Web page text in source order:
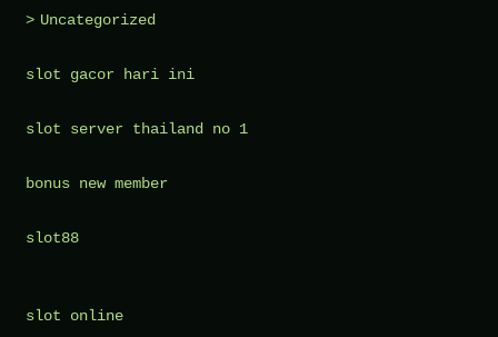
Uncategorized
slot gacor hari ini
slot server thailand no 1
bonus new member
slot88
slot online